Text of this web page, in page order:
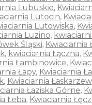
Lubuskie,
Lutocin,
Lutowiska,
Luzino,
Śląski, Kwiaciarnia
, kwiaciarnia Łączna,
Łambinowice,
Łapy, Kwiaciarnia
, Kwiaciarnia Łaskarzew
Łaziska Górne,
Łeba, Kwiaciarnia